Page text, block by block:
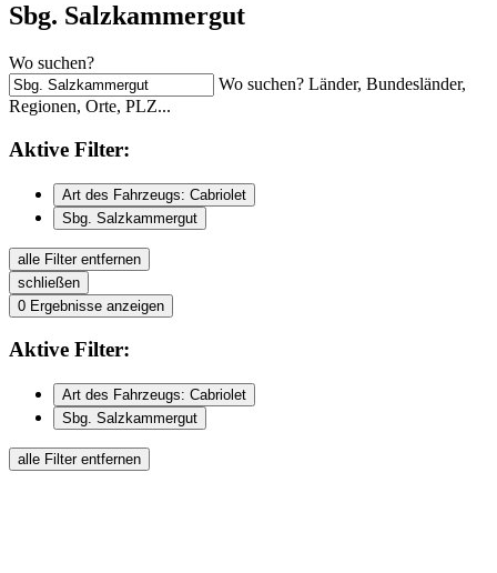
Sbg. Salzkammergut
Wo suchen?
Wo suchen? Länder, Bundesländer,
Regionen, Orte, PLZ...
Aktive Filter:
Art des Fahrzeugs: Cabriolet
Sbg. Salzkammergut
alle Filter entfernen
schließen
0 Ergebnisse anzeigen
Aktive Filter:
Art des Fahrzeugs: Cabriolet
Sbg. Salzkammergut
alle Filter entfernen